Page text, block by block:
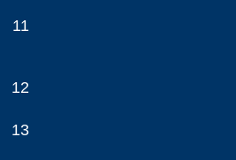
11
12
13